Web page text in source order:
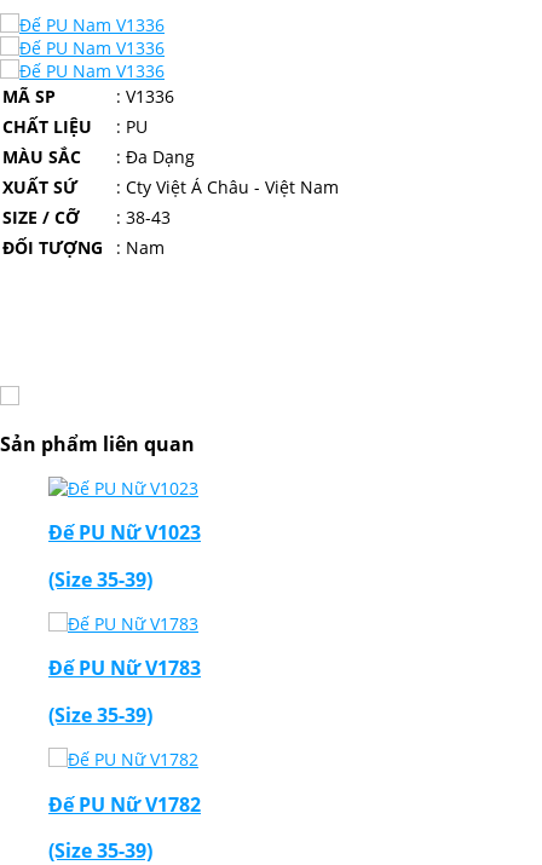
MÃ SP
: V1336
CHẤT LIỆU
: PU
MÀU SẮC
: Đa Dạng
XUẤT SỨ
: Cty Việt Á Châu - Việt Nam
SIZE / CỠ
: 38-43
ĐỐI TƯỢNG
: Nam
Sản phẩm liên quan
Đế PU Nữ V1023
(Size 35-39)
Đế PU Nữ V1783
(Size 35-39)
Đế PU Nữ V1782
(Size 35-39)